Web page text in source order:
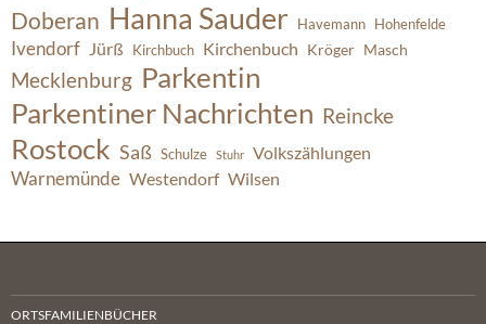
Doberan Hanna Sauder Havemann Hohenfelde
Ivendorf Jürß Kirchbuch Kirchenbuch Kröger Masch
Mecklenburg Parkentin
Parkentiner Nachrichten Reincke
Rostock Saß Schulze Stuhr Volkszählungen
Warnemünde Westendorf Wilsen
ORTSFAMILIENBÜCHER